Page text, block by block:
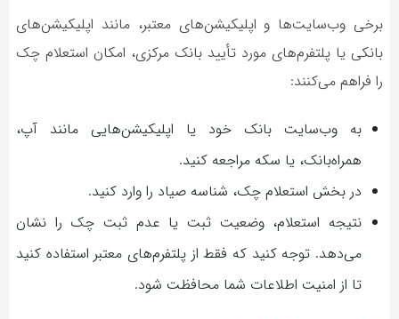
برخی وب‌سایت‌ها و اپلیکیشن‌های معتبر، مانند اپلیکیشن‌های
بانکی یا پلتفرم‌های مورد تأیید بانک مرکزی، امکان استعلام چک
را فراهم می‌کنند:
به وب‌سایت بانک خود یا اپلیکیشن‌هایی مانند آپ،
همراه‌بانک، یا سکه مراجعه کنید.
در بخش استعلام چک، شناسه صیاد را وارد کنید.
نتیجه استعلام، وضعیت ثبت یا عدم ثبت چک را نشان
می‌دهد. توجه کنید که فقط از پلتفرم‌های معتبر استفاده کنید
تا از امنیت اطلاعات شما محافظت شود.